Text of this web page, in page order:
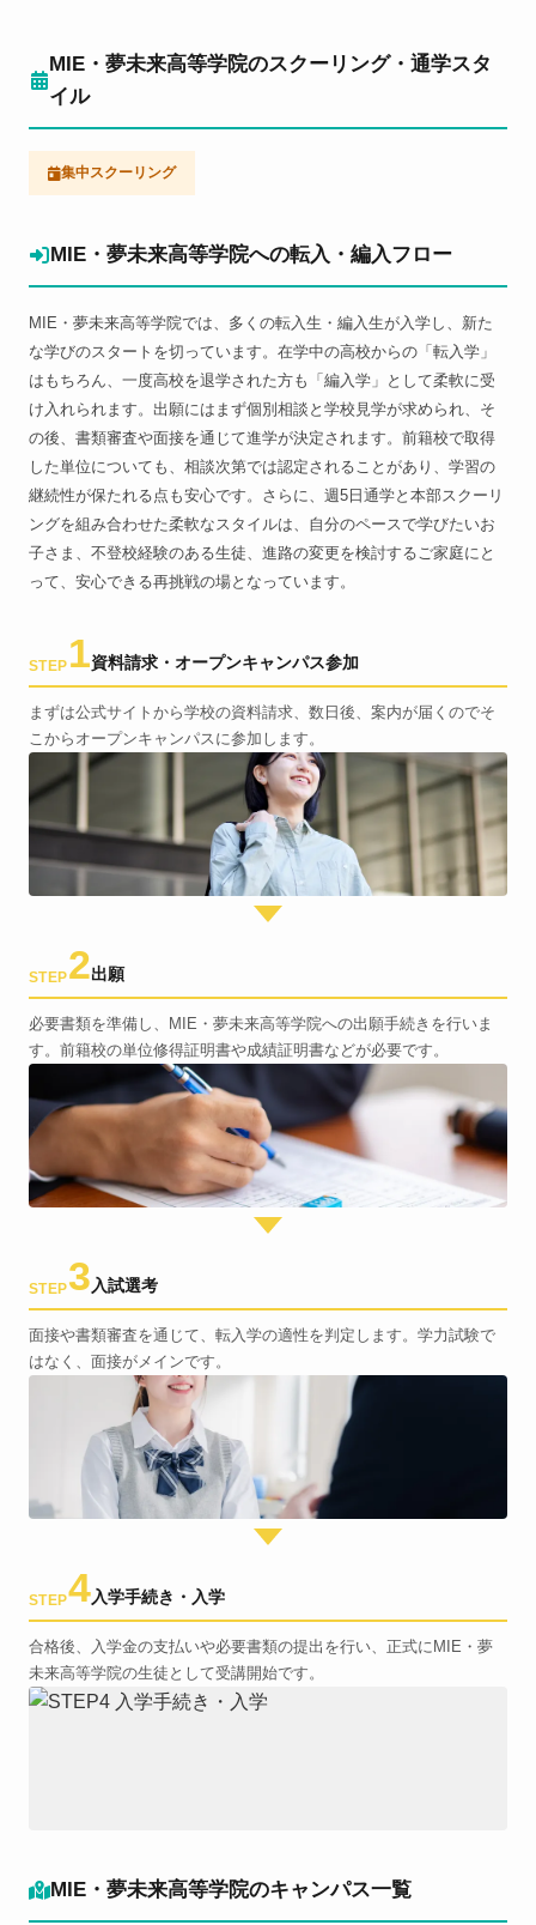
MIE・夢未来高等学院のスクーリング・通学スタ
イル
集中スクーリング
MIE・夢未来高等学院への転入・編入フロー
MIE・夢未来高等学院では、多くの転入生・編入生が入学し、新た
な学びのスタートを切っています。在学中の高校からの「転入学」
はもちろん、一度高校を退学された方も「編入学」として柔軟に受
け入れられます。出願にはまず個別相談と学校見学が求められ、そ
の後、書類審査や面接を通じて進学が決定されます。前籍校で取得
した単位についても、相談次第では認定されることがあり、学習の
継続性が保たれる点も安心です。さらに、週5日通学と本部スクーリ
ングを組み合わせた柔軟なスタイルは、自分のペースで学びたいお
子さま、不登校経験のある生徒、進路の変更を検討するご家庭にと
って、安心できる再挑戦の場となっています。
STEP 1資料請求・オープンキャンパス参加
まずは公式サイトから学校の資料請求、数日後、案内が届くのでそ
こからオープンキャンパスに参加します。
STEP2出願
必要書類を準備し、MIE・夢未来高等学院への出願手続きを行いま
す。前籍校の単位修得証明書や成績証明書などが必要です。
STEP3 入試選考
面接や書類審査を通じて、転入学の適性を判定します。学力試験で
はなく、面接がメインです。
STEP4入学手続き・入学
合格後、入学金の支払いや必要書類の提出を行い、正式にMIE・夢
未来高等学院の生徒として受講開始です。
MIE・夢未来高等学院のキャンパス一覧